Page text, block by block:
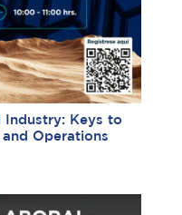
Industry: Keys to
Operations